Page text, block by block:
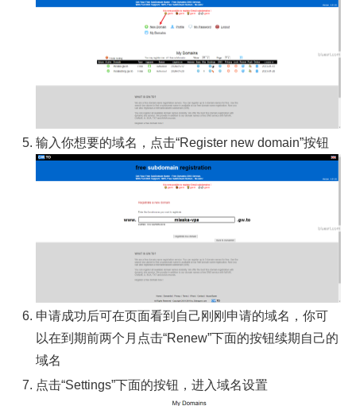
输入你想要的域名，点击“Register new domain”按钮
申请成功后可在页面看到自己刚刚申请的域名，你可
以在到期前两个月点击“Renew”下面的按钮续期自己的
域名
点击“Settings”下面的按钮，进入域名设置